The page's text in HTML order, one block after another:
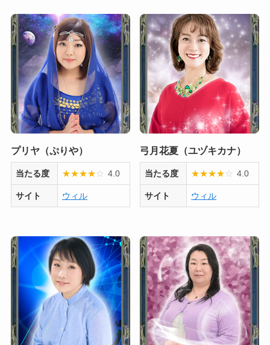
プリヤ（ぷりや）
当たる度 ★★★★☆ 4.0
サイト ウィル
弓月花夏（ユヅキカナ）
当たる度 ★★★★☆ 4.0
サイト ウィル